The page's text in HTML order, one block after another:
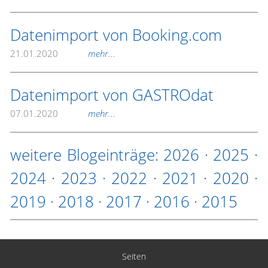
Datenimport von Booking.com
21.01.2020 mehr...
Datenimport von GASTROdat
07.01.2020 mehr...
weitere Blogeinträge: 2026 · 2025 ·
2024 · 2023 · 2022 · 2021 · 2020 ·
2019 · 2018 · 2017 · 2016 · 2015
Seiten